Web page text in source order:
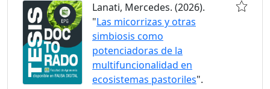
Lanati, Mercedes. (2026).
"Las micorrizas y otras
simbiosis como
potenciadoras de la
multifuncionalidad en
ecosistemas pastoriles".